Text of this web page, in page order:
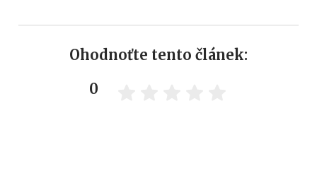
Ohodnoťte tento článek:
0